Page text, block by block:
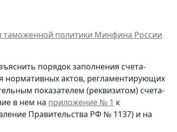
таможенной политики Минфина России
порядок заполнения счета-
нормативных актов, регламентирующих
показателем (реквизитом) счета-
в нем на приложение № 1 к
Правительства РФ № 1137) и на